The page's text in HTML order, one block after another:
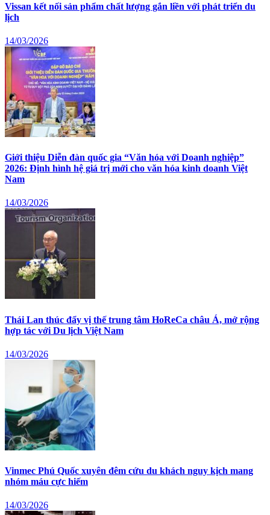
Vissan kết nối sản phẩm chất lượng gắn liền với phát triển du
lịch
14/03/2026
Giới thiệu Diễn đàn quốc gia “Văn hóa với Doanh nghiệp”
2026: Định hình hệ giá trị mới cho văn hóa kinh doanh Việt
Nam
14/03/2026
Thái Lan thúc đẩy vị thế trung tâm HoReCa châu Á, mở rộng
hợp tác với Du lịch Việt Nam
14/03/2026
Vinmec Phú Quốc xuyên đêm cứu du khách nguy kịch mang
nhóm máu cực hiếm
14/03/2026